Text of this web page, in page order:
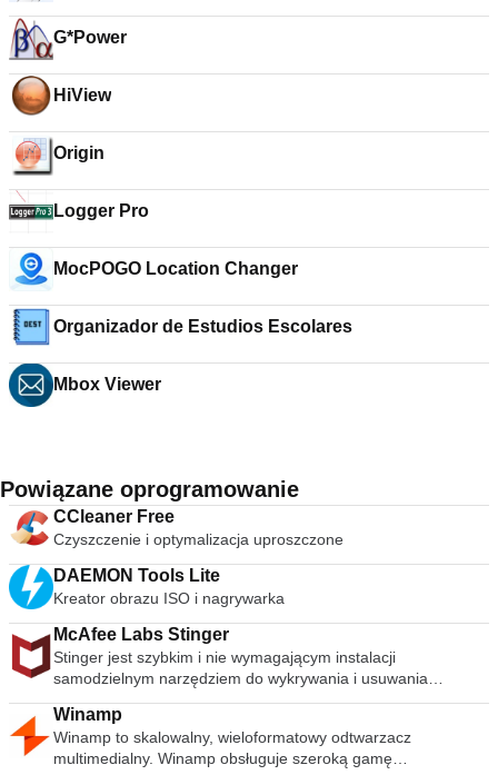
G*Power
HiView
Origin
Logger Pro
MocPOGO Location Changer
Organizador de Estudios Escolares
Mbox Viewer
Powiązane oprogramowanie
CCleaner Free
Czyszczenie i optymalizacja uproszczone
DAEMON Tools Lite
Kreator obrazu ISO i nagrywarka
McAfee Labs Stinger
Stinger jest szybkim i nie wymagającym instalacji
samodzielnym narzędziem do wykrywania i usuwania
powszechnego złośliwego oprogramowania i zagrożeń,
idealne, jeśli komputer jest już zainfekowany. Chociaż Stinger
nie zastępuje pełnowartościowego oprogramowania
antywirusowego, Stinger jest aktualizowany wiele razy w
Winamp
Winamp to skalowalny, wieloformatowy odtwarzacz
multimedialny. Winamp obsługuje szeroką gamę